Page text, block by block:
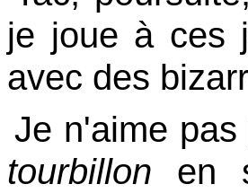
je joue à ces
avec des
Je n'aime
tourbillon en